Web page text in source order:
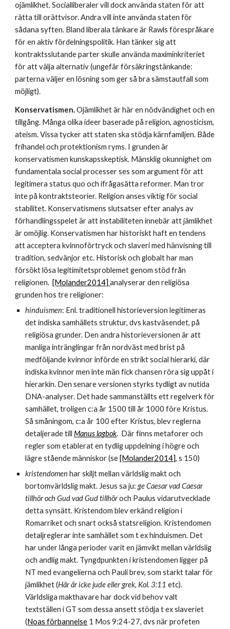
ojämlikhet. Socialliberaler vill dock använda staten för att
rätta till orättvisor. Andra vill inte använda staten för
sådana syften. Bland liberala tänkare är Rawls förespråkare
för en aktiv fördelningspolitik. Han tänker sig att
kontraktsslutande parter skulle använda maximinkriteriet
för att välja alternativ (ungefär försäkringstänkande:
parterna väljer en lösning som ger så bra sämstautfall som
möjligt).
Konservatismen. Ojämlikhet är här en nödvändighet och en
tillgång. Många olika ideer baserade på religion, agnosticism,
ateism. Vissa tycker att staten ska stödja kärnfamiljen. Både
frihandel och protektionism ryms. I grunden är
konservatismen kunskapsskeptisk. Mänsklig okunnighet om
fundamentala social processer ses som argument för att
legitimera status quo och ifrågasätta reformer. Man tror
inte på kontraktsteorier. Religion anses viktig för social
stabilitet. Konservatismens slutsatser efter analys av
förhandlingsspelet är att instabiliteten innebär att jämlikhet
är omöjlig. Konservatismen har historiskt haft en tendens
att acceptera kvinnoförtryck och slaveri med hänvisning till
tradition, sedvänjor etc. Historisk och globalt har man
försökt lösa legitimitetsproblemet genom stöd från
religionen. [Molander2014] analyserar den religiösa
grunden hos tre religioner:
hinduismen: Enl. traditionell historieversion legitimeras
det indiska samhällets struktur, dvs kastväsendet, på
religiösa grunder. Den andra historieversionen är att
manliga intränglingar från nordväst med brist på
medföljande kvinnor införde en strikt social hierarki, där
indiska kvinnor men inte män fick chansen röra sig uppåt i
hierarkin. Den senare versionen styrks tydligt av nutida
DNA-analyser. Det hade sammanställts ett regelverk för
samhället, troligen c:a år 1500 till år 1000 före Kristus.
Så småningom, c:a år 100 efter Kristus, blev reglerna
detaljerade till Manus lagbok.  Där finns metaforer och
regler som etablerat en tydlig uppdelning i högre och
lägre stående människor (se [Molander2014], s 150)
kristendomen har skiljt mellan världslig makt och
bortomvärldslig makt. Jesus sa ju: ge Caesar vad Caesar
tillhör och Gud vad Gud tillhör och Paulus vidarutvecklade
detta synsätt. Kristendom blev erkänd religion i
Romarriket och snart också statsreligion. Kristendomen
detaljreglerar inte samhället som t ex hinduismen. Det
har under långa perioder varit en jämvikt mellan världslig
och andlig makt. Tyngdpunkten i kristendomen ligger på
NT med evangelierna och Pauli brev, som starkt talar för
jämlikhet (Här är icke jude eller grek, Kol. 3:11 etc).
Världsliga makthavare har dock vid behov valt
textställen i GT som dessa ansett stödja t ex slaveriet
(Noas förbannelse 1 Mos 9:24-27, dvs när profeten